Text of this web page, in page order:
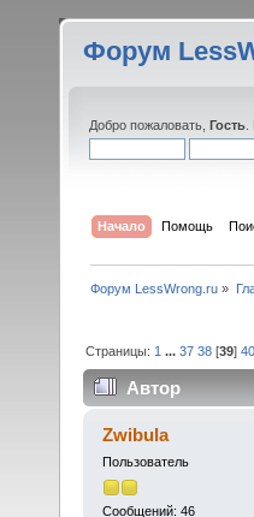
Форум
Добро пожаловать, Гость
Начало Помощь
Форум LessWrong.ru »
Страницы: 1 ...37 38 [39]40
Автор
Zwibula
Пользователь
Сообщений: 46